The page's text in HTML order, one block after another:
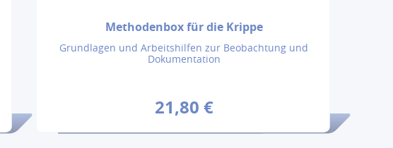
Methodenbox für die Krippe
Grundlagen und Arbeitshilfen zur Beobachtung und
Dokumentation
21,80 €